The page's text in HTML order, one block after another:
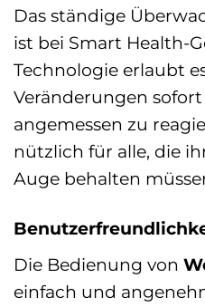
Das ständige
ist bei Smart Health-
Technologie erlaubt
Veränderungen
angemessen zu
nützlich für alle, die
Auge behalten
Die Bedienung von
einfach und